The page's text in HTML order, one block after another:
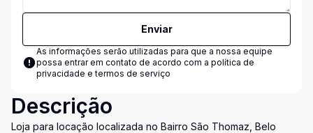
Enviar
As informações serão utilizadas para que a nossa equipe
possa entrar em contato de acordo com a política de
privacidade e termos de serviço
Descrição
Loja para locação localizada no Bairro São Thomaz, Belo